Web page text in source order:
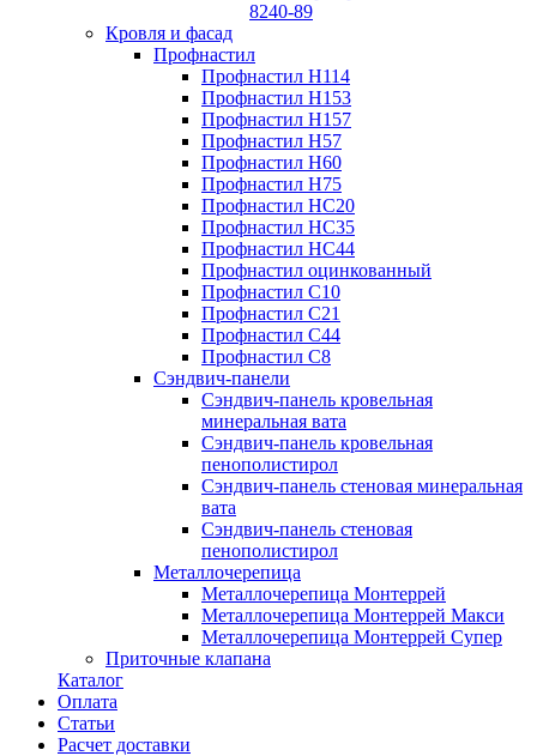
8240-89
Кровля и фасад
Профнастил
Профнастил Н114
Профнастил Н153
Профнастил Н157
Профнастил Н57
Профнастил Н60
Профнастил Н75
Профнастил НС20
Профнастил НС35
Профнастил НС44
Профнастил оцинкованный
Профнастил С10
Профнастил С21
Профнастил С44
Профнастил С8
Сэндвич-панели
Сэндвич-панель кровельная
минеральная вата
Сэндвич-панель кровельная
пенополистирол
Сэндвич-панель стеновая минеральная
вата
Сэндвич-панель стеновая
пенополистирол
Металлочерепица
Металлочерепица Монтеррей
Металлочерепица Монтеррей Макси
Металлочерепица Монтеррей Супер
Приточные клапана
Каталог
Оплата
Статьи
Расчет доставки